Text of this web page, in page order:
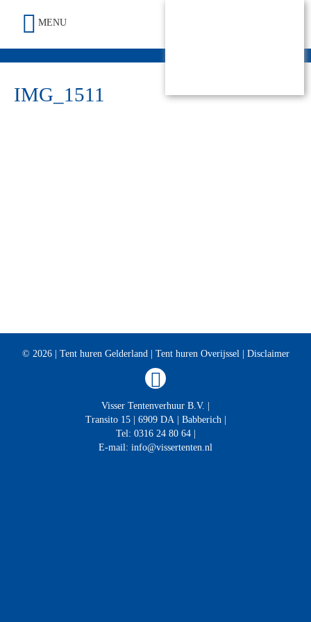
IMG_1511
MENU
© 2026 | Tent huren Gelderland Tent huren Overijssel Disclaimer
Visser Tentenverhuur B.V.
Transito 15| 6909 DA Babberich
Tel: 0316 24 80 64|
E-mail: info@vissertenten.nl